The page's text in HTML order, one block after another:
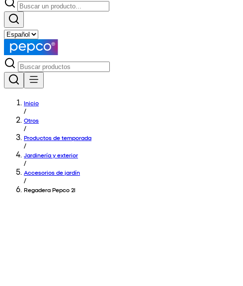
Inicio
/
Otros
/
Productos de temporada
/
Jardinería y exterior
/
Accesorios de jardín
/
Regadera Pepco 2l